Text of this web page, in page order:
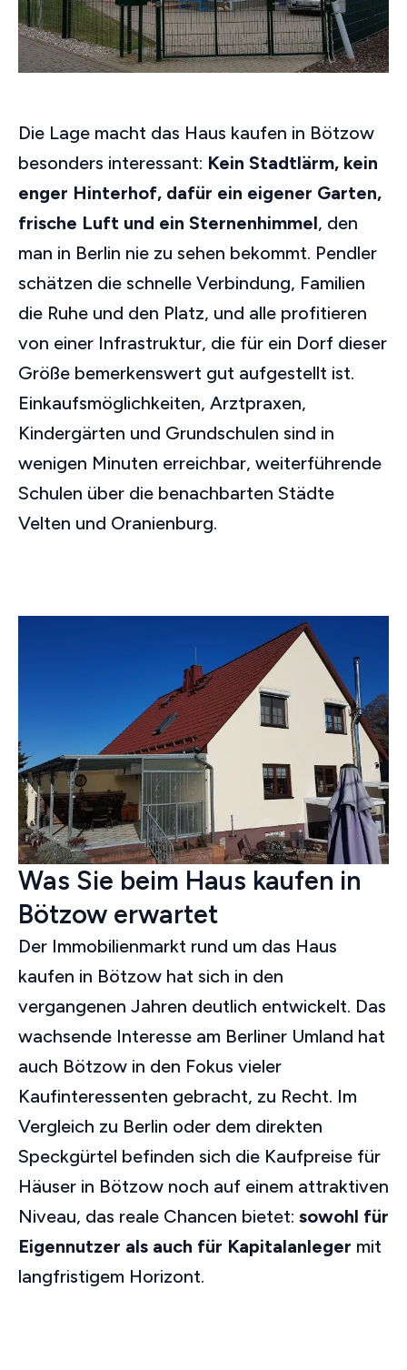
Die Lage macht das Haus kaufen in Bötzow
besonders interessant: Kein Stadtlärm, kein
enger Hinterhof, dafür ein eigener Garten,
frische Luft und ein Sternenhimmel, den
man in Berlin nie zu sehen bekommt. Pendler
schätzen die schnelle Verbindung, Familien
die Ruhe und den Platz, und alle profitieren
von einer Infrastruktur, die für ein Dorf dieser
Größe bemerkenswert gut aufgestellt ist.
Einkaufsmöglichkeiten, Arztpraxen,
Kindergärten und Grundschulen sind in
wenigen Minuten erreichbar, weiterführende
Schulen über die benachbarten Städte
Velten und Oranienburg.
Was Sie beim Haus kaufen in
Bötzow erwartet
Der Immobilienmarkt rund um das Haus
kaufen in Bötzow hat sich in den
vergangenen Jahren deutlich entwickelt. Das
wachsende Interesse am Berliner Umland hat
auch Bötzow in den Fokus vieler
Kaufinteressenten gebracht, zu Recht. Im
Vergleich zu Berlin oder dem direkten
Speckgürtel befinden sich die Kaufpreise für
Häuser in Bötzow noch auf einem attraktiven
Niveau, das reale Chancen bietet: sowohl für
Eigennutzer als auch für Kapitalanleger mit
langfristigem Horizont.